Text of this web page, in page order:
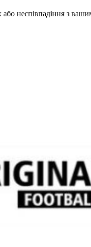
або неспівпадіння з